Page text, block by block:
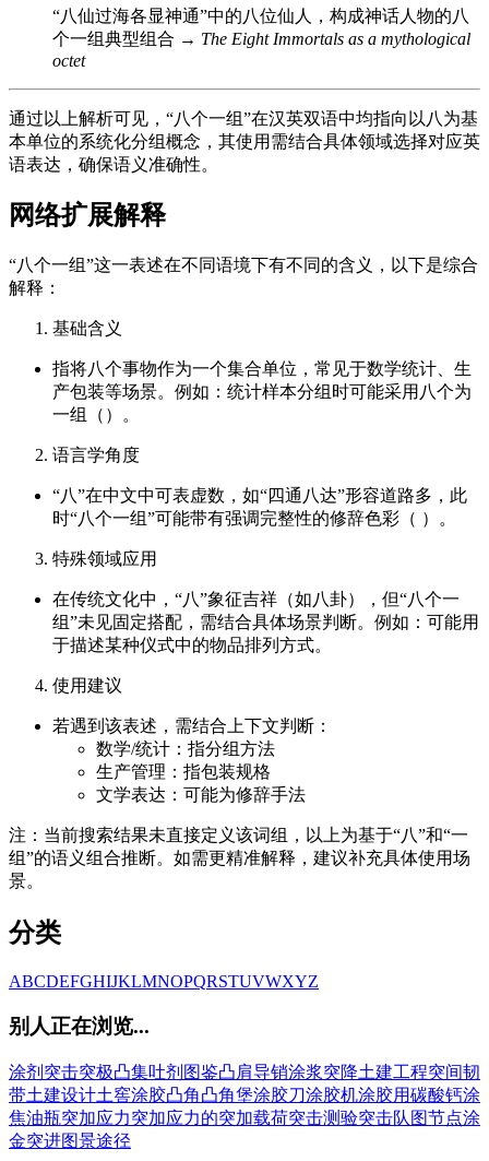
“八仙过海各显神通”中的八位仙人，构成神话人物的八
个一组典型组合 → The Eight Immortals as a mythological
octet
通过以上解析可见，“八个一组”在汉英双语中均指向以八为基
本单位的系统化分组概念，其使用需结合具体领域选择对应英
语表达，确保语义准确性。
网络扩展解释
“八个一组”这一表述在不同语境下有不同的含义，以下是综合
解释：
基础含义
指将八个事物作为一个集合单位，常见于数学统计、生
产包装等场景。例如：统计样本分组时可能采用八个为
一组（）。
语言学角度
“八”在中文中可表虚数，如“四通八达”形容道路多，此
时“八个一组”可能带有强调完整性的修辞色彩（ ）。
特殊领域应用
在传统文化中，“八”象征吉祥（如八卦），但“八个一
组”未见固定搭配，需结合具体场景判断。例如：可能用
于描述某种仪式中的物品排列方式。
使用建议
若遇到该表述，需结合上下文判断：
数学/统计：指分组方法
生产管理：指包装规格
文学表达：可能为修辞手法
注：当前搜索结果未直接定义该词组，以上为基于“八”和“一
组”的语义组合推断。如需更精准解释，建议补充具体使用场
景。
分类
ABCDEFGHIJKLMNOPQRSTUVWXYZ
别人正在浏览...
涂剂 突击突极凸集吐剂 图鉴凸肩导销涂浆突降土建工程突间韧
带土建设计土窖涂胶凸角凸角堡涂胶刀涂胶机涂胶用碳酸钙涂
焦油瓶突加应力突加应力的突加载荷突击测验突击队 图节点涂
金突进图景途径